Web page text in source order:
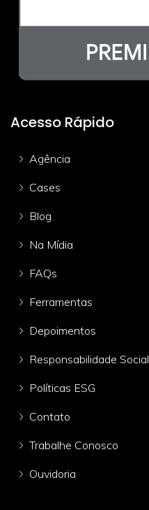
Acesso Rápido
Agência
Cases
Blog
Na Mídia
FAQs
Ferramentas
Depoimentos
Responsabilidade Social
Políticas ESG
Contato
Trabalhe Conosco
Ouvidoria